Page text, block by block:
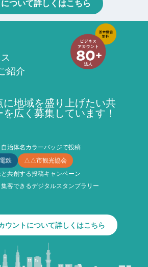
ついて詳しくはこちら
紹介
に地域を盛り上げたい共
広く募集しています！
治体名カラーバッジで投稿
鉄
△△市観光協会
共創する投稿キャンペーン
客できるデジタルスタンプラリー
ウントについて詳しくはこちら